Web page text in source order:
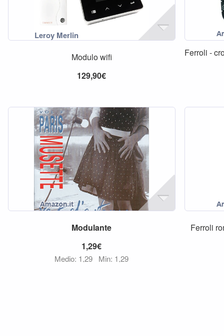
Modulo wifi
129,90€
Ferroli -
Modulante
1,29€
Medio: 1,29 Min: 1,29
Ferroli